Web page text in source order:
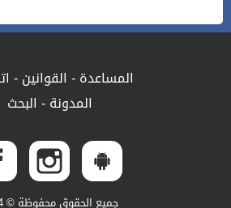
المساعدة- القوانين-
المدونة- البحث
جميع الحقوق محفوظة © 2024